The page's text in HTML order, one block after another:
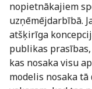
nopietnākajiem
uzņēmējdarbībā.
atšķirīga
publikas
kas nosaka visu
modelis nosaka